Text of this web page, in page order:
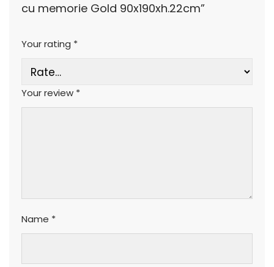
cu memorie Gold 90x190xh.22cm”
Your rating *
Your review *
Name *